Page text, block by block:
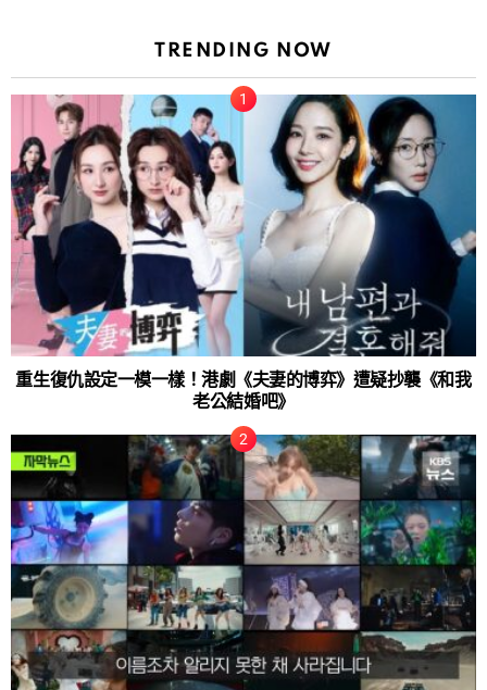
TRENDING NOW
重生復仇設定一模一樣！港劇《夫妻的博弈》遭疑抄襲《和我
老公結婚吧》